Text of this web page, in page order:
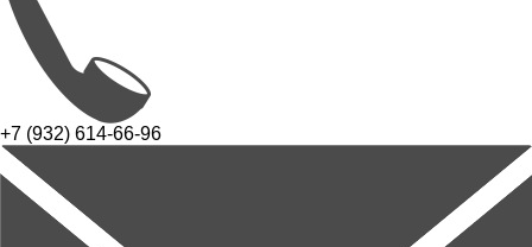
+7 (932) 614-66-96